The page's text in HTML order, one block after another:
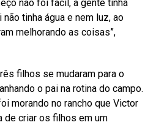
não foi fácil, a gente tinha
tinha água e nem luz, ao
melhorando as coisas”,
filhos se mudaram para o
o pai na rotina do campo.
morando no rancho que Victor
de criar os filhos em um